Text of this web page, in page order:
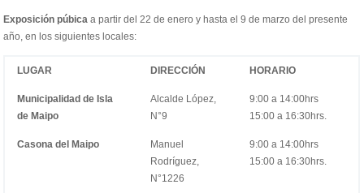
Exposición púbica a partir del 22 de enero y hasta el 9 de marzo del presente
año, en los siguientes locales:
LUGAR DIRECCIÓN HORARIO
Municipalidad de Isla
de Maipo
Alcalde López,
N°9
9:00 a 14:00hrs
15:00 a 16:30hrs.
Casona del Maipo
Manuel
Rodríguez,
N°1226
9:00 a 14:00hrs
15:00 a 16:30hrs.